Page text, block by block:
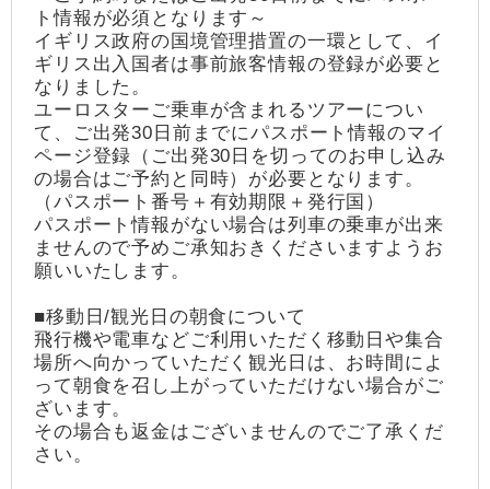
ト情報が必須となります～
イギリス政府の国境管理措置の一環として、イ
ギリス出入国者は事前旅客情報の登録が必要と
なりました。
ユーロスターご乗車が含まれるツアーについ
て、ご出発30日前までにパスポート情報のマイ
ページ登録（ご出発30日を切ってのお申し込み
の場合はご予約と同時）が必要となります。
（パスポート番号＋有効期限＋発行国）
パスポート情報がない場合は列車の乗車が出来
ませんので予めご承知おきくださいますようお
願いいたします。
■移動日/観光日の朝食について
飛行機や電車などご利用いただく移動日や集合
場所へ向かっていただく観光日は、お時間によ
って朝食を召し上がっていただけない場合がご
ざいます。
その場合も返金はございませんのでご了承くだ
さい。